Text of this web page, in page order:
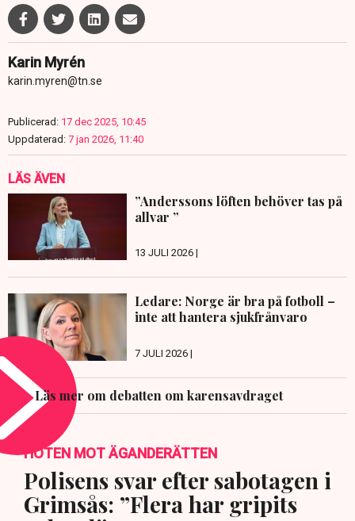
Karin Myrén
karin.myren@tn.se
Publicerad: 17 dec 2025, 10:45
Uppdaterad: 7 jan 2026, 11:40
LÄS ÄVEN
”Anderssons löften behöver tas på
allvar ”
13 JULI 2026 |
Ledare: Norge är bra på fotboll –
inte att hantera sjukfrånvaro
7 JULI 2026 |
Läs mer om debatten om karensavdraget
HOTEN MOT ÄGANDERÄTTEN
Polisens svar efter sabotagen i
Grimsås: ”Flera har gripits